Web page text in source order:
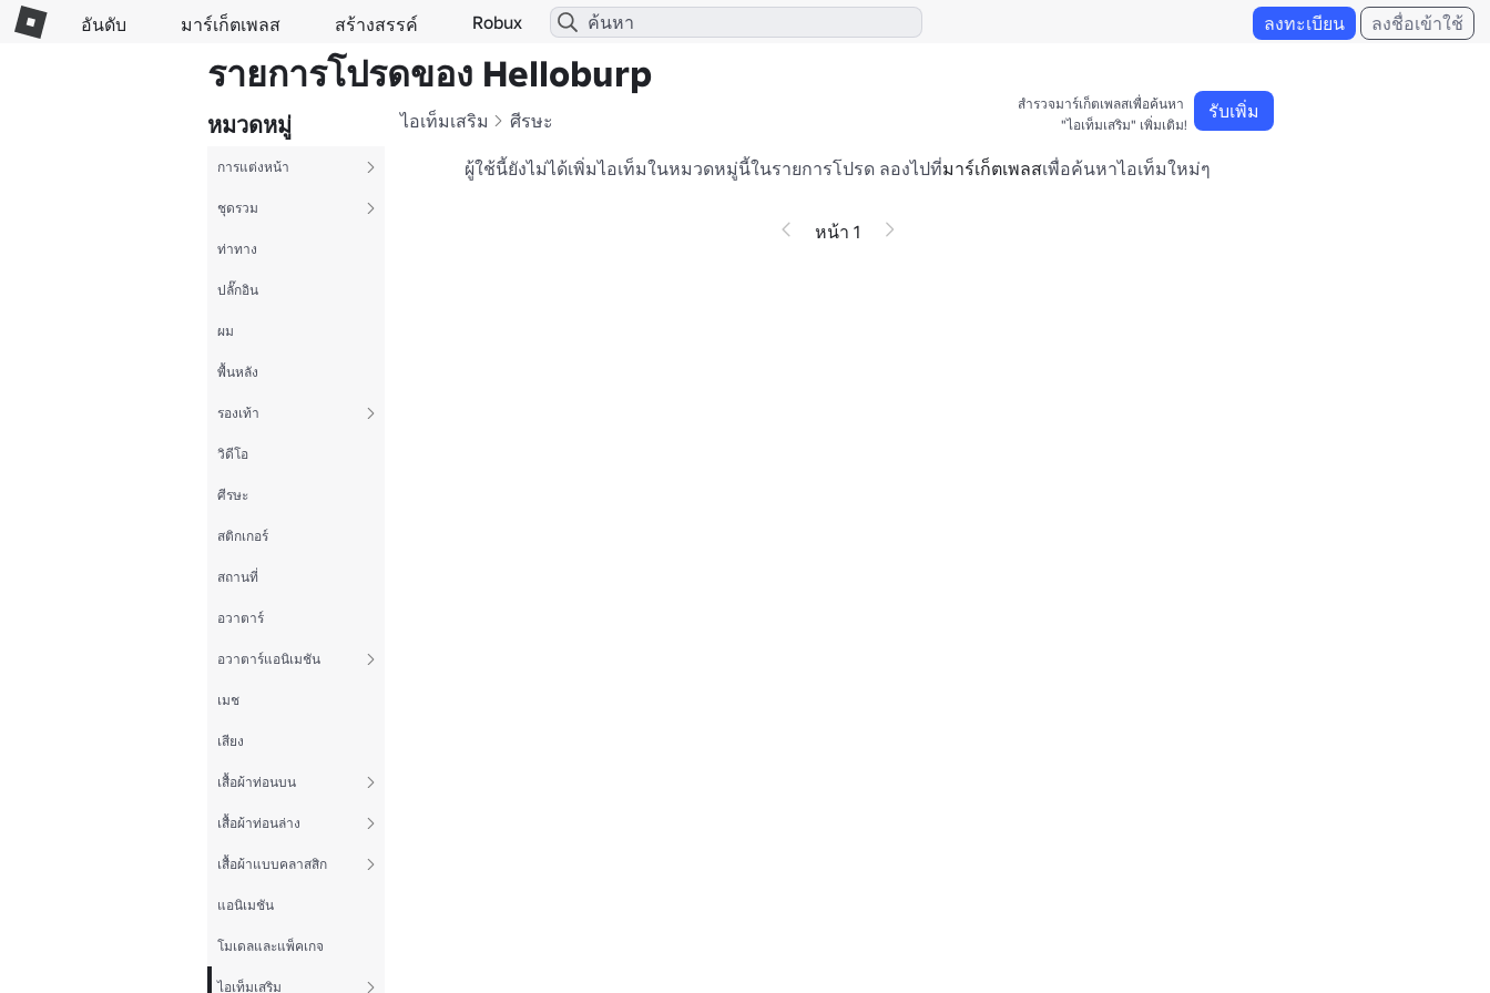
อันดับ มาร์เก็ตเพลส สร้างสรรค์ Robux ลงทะเบียน ลงชื่อเข้าใช้
รายการโปรดของ Helloburp
หมวดหมู่
การแต่งหน้า
ชุดรวม
ท่าทาง
ปลั๊กอิน
ผม
พื้นหลัง
รองเท้า
วิดีโอ
ศีรษะ
สติกเกอร์
สถานที่
อวาตาร์
อวาตาร์แอนิเมชัน
เมช
เสียง
เสื้อผ้าท่อนบน
เสื้อผ้าท่อนล่าง
เสื้อผ้าแบบคลาสสิก
แอนิเมชัน
โมเดลและแพ็คเกจ
ไอเท็มเสริม
ไอเท็มเสริม ศีรษะ รับเพิ่ม
สำรวจมาร์เก็ตเพลสเพื่อค้นหา
"ไอเท็มเสริม" เพิ่มเติม!
ผู้ใช้นี้ยังไม่ได้เพิ่มไอเท็มในหมวดหมู่นี้ในรายการโปรด ลองไปที่มาร์เก็ตเพลสเพื่อค้นหาไอเท็มใหม่ๆ
หน้า 1